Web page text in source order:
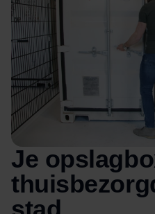
Je